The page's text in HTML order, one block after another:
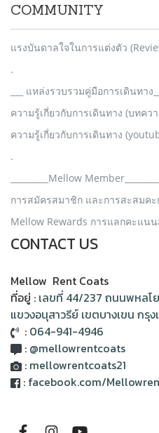
COMMUNITY
แรงบันดาลใจในการแต่งตัว
.
___ แหล่งรวบรวมคู่มือการเดินทาง___
ความรู้เกี่ยวกับการเดินทาง (บทคว
ความรู้เกี่ยวกับการเดินทาง
.
_________Mellow Member_________
การสมัครสมาชิก และการสะสมค
Mellow Rewards การแลกคะแน
CONTACT US
Mellow Rent Coats
ที่อยู่ : เลขที่ 44/237 ถนนพหลโ
แขวงอนุสาวรีย์ เขตบางเขน กรุ
: 064-941-4946
: @mellowrentcoats
: mellowrentcoats21
: facebook.com/